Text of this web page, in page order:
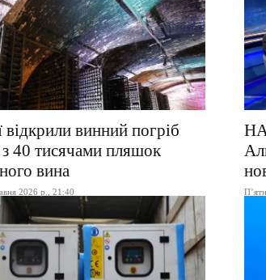
відкрили винний погріб
з 40 тисячами пляшок
вина
2026 р., 21:40